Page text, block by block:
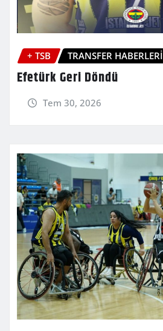
+ TSB TRANSFER HABERLERİ
Efetürk Geri Döndü
Tem 30, 2026